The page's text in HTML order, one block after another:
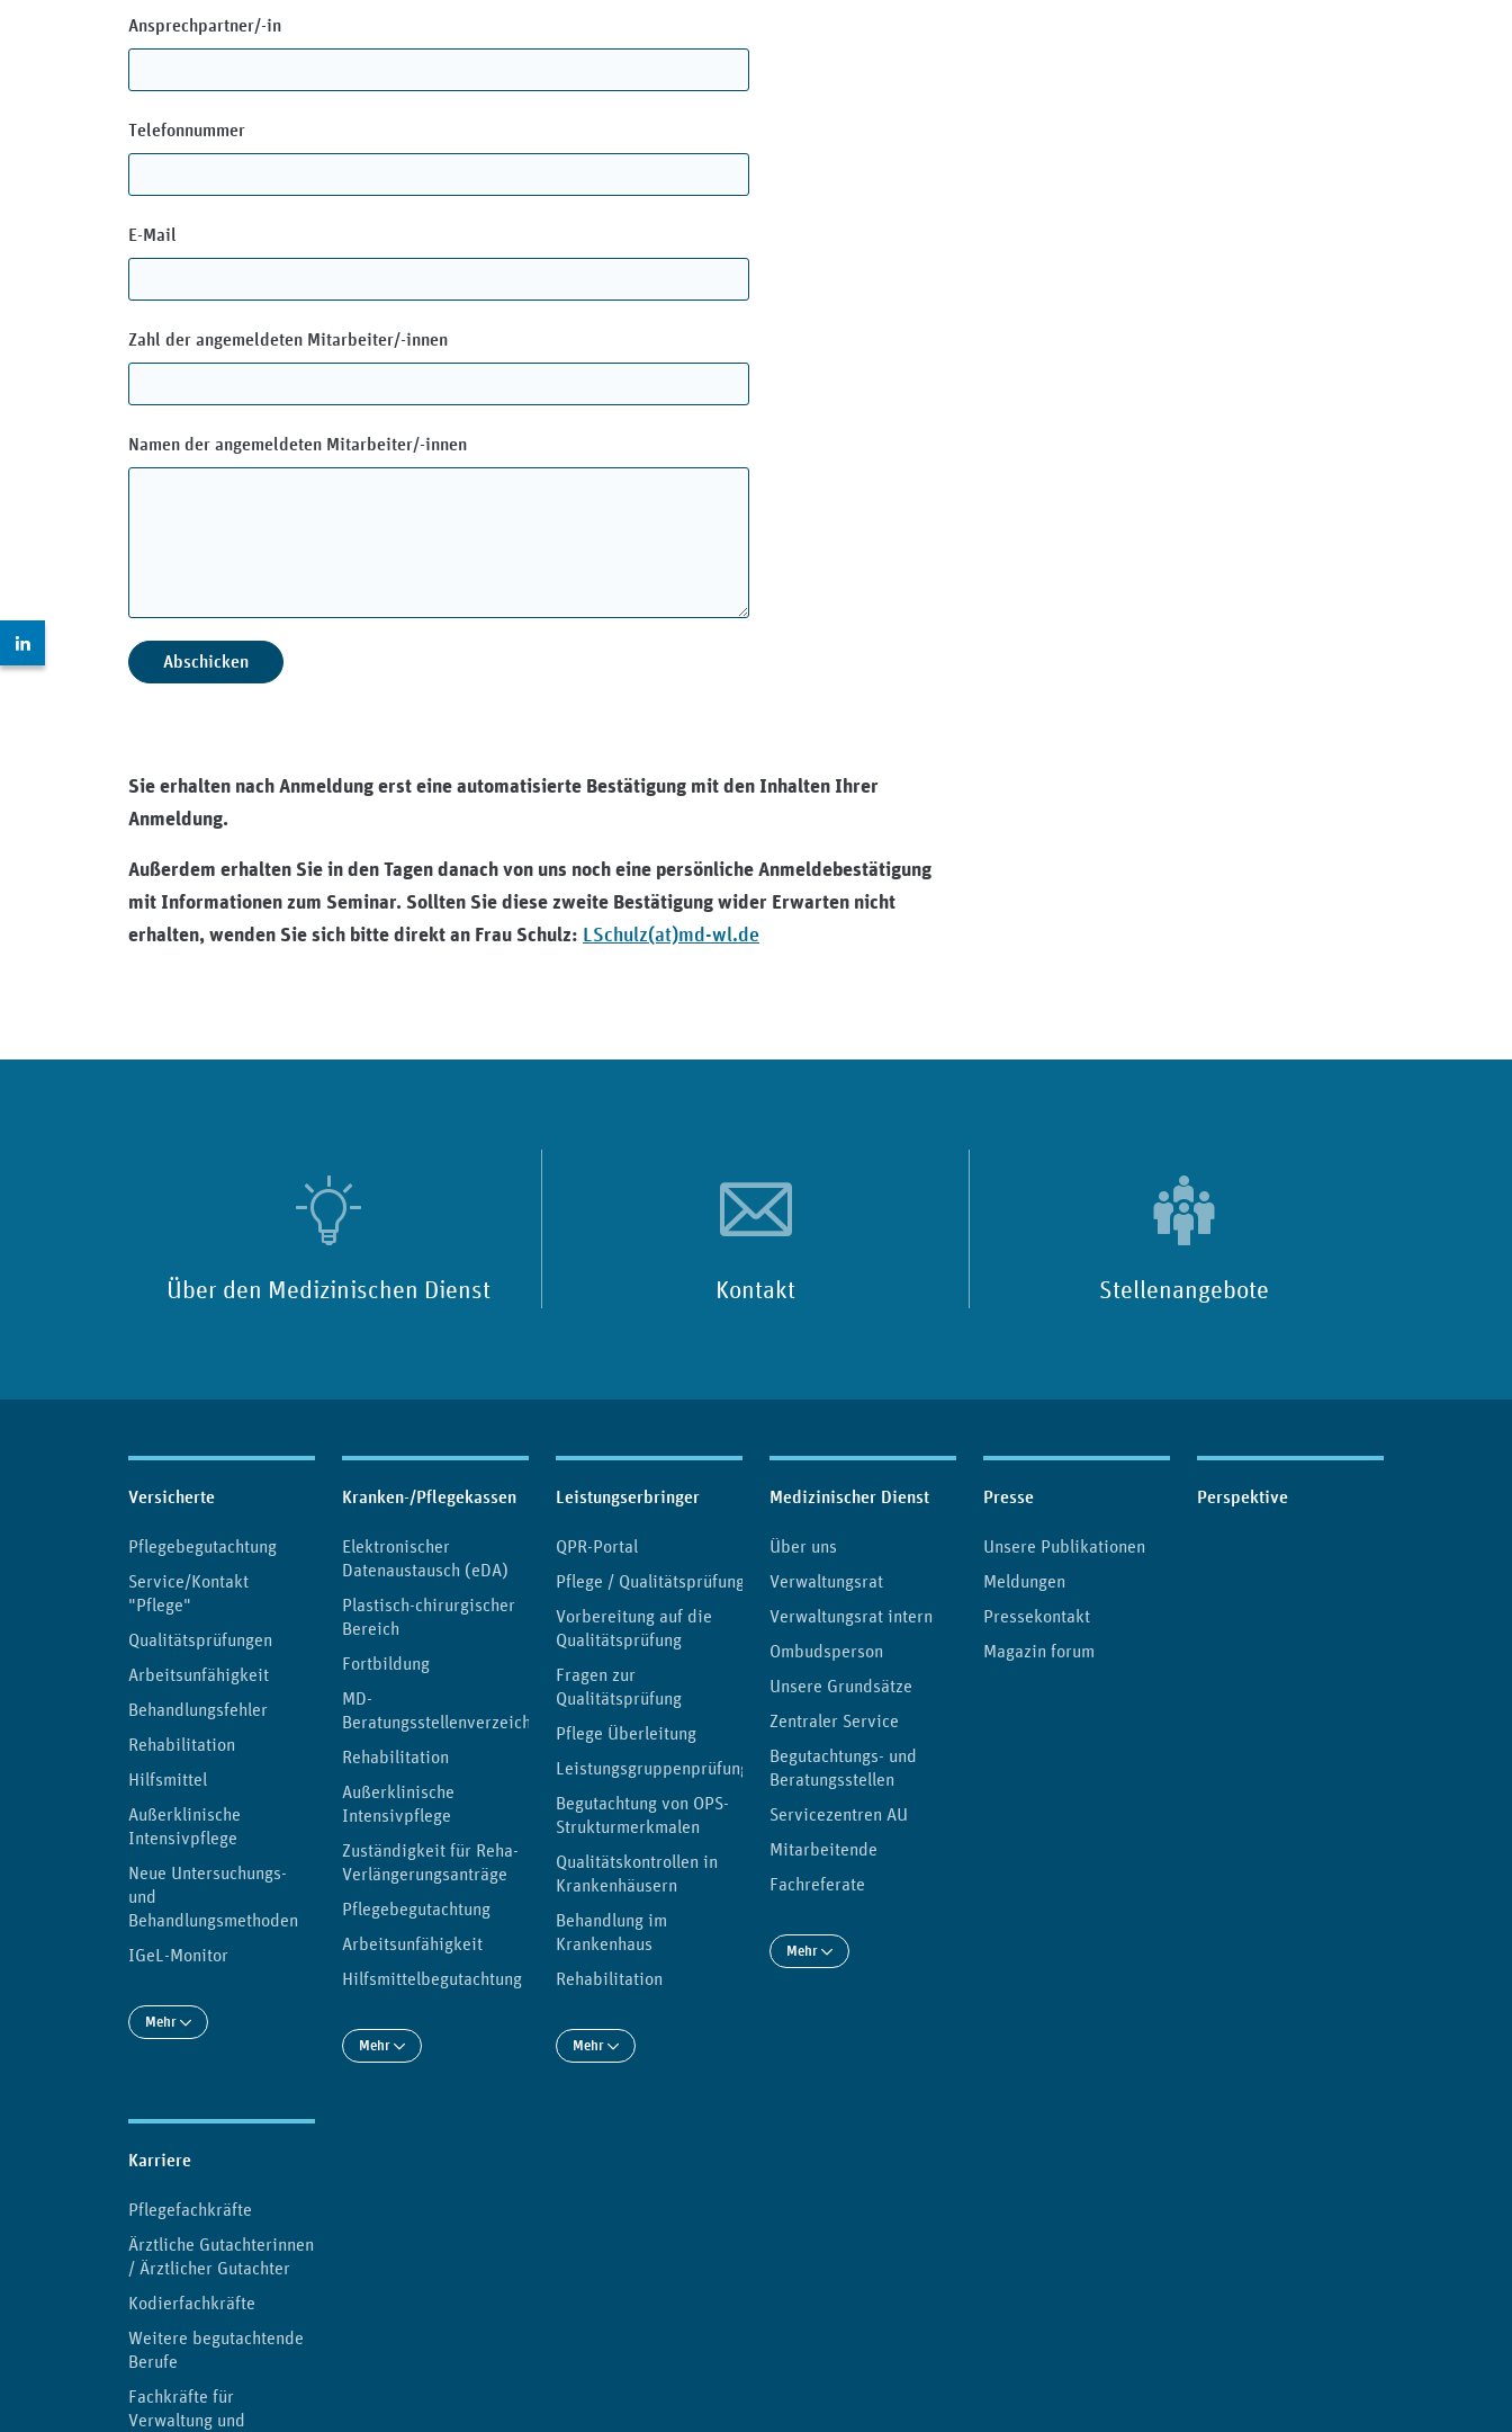
Zur LinkedIn Seite: https://www.linkedin.com/company/medizinischer-dienst-westfalen-lippe
Ansprechpartner/-in
Telefonnummer
E-Mail
Zahl der angemeldeten Mitarbeiter/-innen
Namen der angemeldeten Mitarbeiter/-innen
Sie erhalten nach Anmeldung erst eine automatisierte Bestätigung mit den Inhalten Ihrer
Anmeldung.
Außerdem erhalten Sie in den Tagen danach von uns noch eine persönliche Anmeldebestätigung
mit Informationen zum Seminar. Sollten Sie diese zweite Bestätigung wider Erwarten nicht
erhalten, wenden Sie sich bitte direkt an Frau Schulz: LSchulz(at)md-wl.de
Über den Medizinischen Dienst Kontakt Stellenangebote
Inhaltsübersicht
Versicherte
Pflegebegutachtung
Service/Kontakt
"Pflege"
Qualitätsprüfungen
Arbeitsunfähigkeit
Behandlungsfehler
Rehabilitation
Hilfsmittel
Außerklinische
Intensivpflege
Neue Untersuchungs-
und
Behandlungsmethoden
IGeL-Monitor
Mehr
Kranken-/Pflegekassen
Elektronischer
Datenaustausch (eDA)
Plastisch-chirurgischer
Bereich
Fortbildung
MD-
Beratungsstellenverzeichnis
Rehabilitation
Außerklinische
Intensivpflege
Zuständigkeit für Reha-
Verlängerungsanträge
Pflegebegutachtung
Arbeitsunfähigkeit
Hilfsmittelbegutachtung
Mehr
Leistungserbringer
QPR-Portal
Pflege / Qualitätsprüfung
Vorbereitung auf die
Qualitätsprüfung
Fragen zur
Qualitätsprüfung
Pflege Überleitung
Leistungsgruppenprüfung
Begutachtung von OPS-
Strukturmerkmalen
Qualitätskontrollen in
Krankenhäusern
Behandlung im
Krankenhaus
Rehabilitation
Mehr
Medizinischer Dienst
Über uns
Verwaltungsrat
Verwaltungsrat intern
Ombudsperson
Unsere Grundsätze
Zentraler Service
Begutachtungs- und
Beratungsstellen
Servicezentren AU
Mitarbeitende
Fachreferate
Mehr
Presse
Unsere Publikationen
Meldungen
Pressekontakt
Magazin forum
Perspektive
Karriere
Pflegefachkräfte
Ärztliche Gutachterinnen
/ Ärztlicher Gutachter
Kodierfachkräfte
Weitere begutachtende
Berufe
Fachkräfte für
Verwaltung und